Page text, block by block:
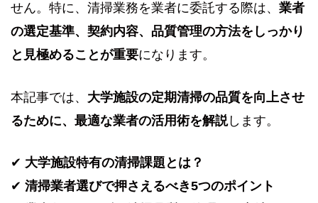
せん。特に、清掃業務を業者に委託する際は、 業者
の選定基準、契約内容、品質管理の方法をしっかり
と見極めることが重要になります。
本記事では、 大学施設の定期清掃の品質を向上させ
るために、最適な業者の活用術を解説します。
✔ 大学施設特有の清掃課題とは？
✔ 清掃業者選びで押さえるべき5つのポイント